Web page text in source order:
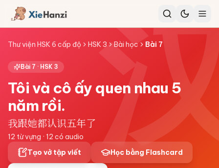
Thư viện HSK 6 cấp độ HSK 3 Bài học Bài 7
Bài 7 · HSK 3
Tôi và cô ấy quen nhau 5
năm rồi.
我跟她都认识五年了
12 từ vựng · 12 có audio
Tạo vở tập viết
Học bằng Flashcard